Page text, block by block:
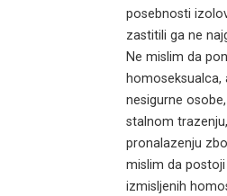
posebnosti
zastitili ga ne
Ne mislim da
nesigurne
stalnom
pronalazenju
mislim da
izmisljenih